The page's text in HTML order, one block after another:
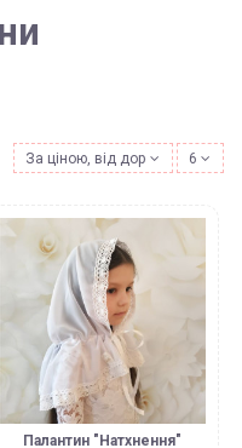
За ціною, від дорожчих 6
Палантин "Натхнення"